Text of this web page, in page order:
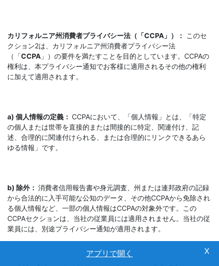
カリフォルニア州消費者プライバシー法（「CCPA」）：
このセ
クション2は、カリフォルニア州消費者プライバシー法
（「CCPA 」）の要件を満たすことを目的としています。CCPAの
権利は、本プライバシー通知でお客様に適用されるその他の権利
に加えて適用されます。
a) 個人情報の定義： CCPAにおいて、「個人情報」とは、「特定
の個人または世帯を直接的または間接的に特定、関連付け、記
述、合理的に関連付けられる、または合理的にリンクできるあら
ゆる情報」です。
b) 除外： 消費者信用報告書や身元調査、州または連邦政府の記録
から合法的に入手可能な公知のデータ、その他CCPAから免除され
る個人情報など、一部の個人情報はCCPAの対象外です。この
CCPAセクションは、当社の従業員には適用されません。当社の従
業員には、別途プライバシー通知が適用されます。
アプリで開く